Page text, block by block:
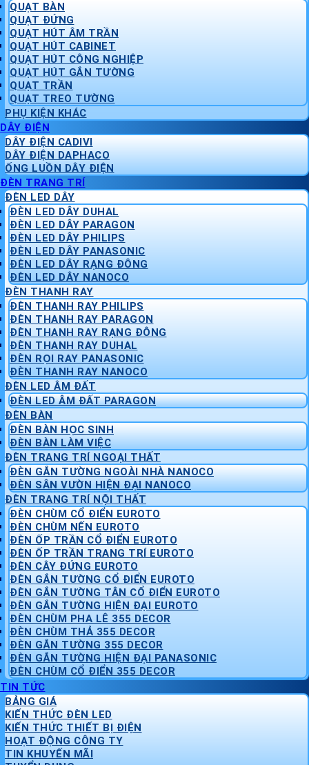
QUẠT BÀN
QUẠT ĐỨNG
QUẠT HÚT ÂM TRẦN
QUẠT HÚT CABINET
QUẠT HÚT CÔNG NGHIỆP
QUẠT HÚT GẮN TƯỜNG
QUẠT TRẦN
QUẠT TREO TƯỜNG
PHỤ KIỆN KHÁC
DÂY ĐIỆN
DÂY ĐIỆN CADIVI
DÂY ĐIỆN DAPHACO
ỐNG LUỒN DÂY ĐIỆN
ĐÈN TRANG TRÍ
ĐÈN LED DÂY
ĐÈN LED DÂY DUHAL
ĐÈN LED DÂY PARAGON
ĐÈN LED DÂY PHILIPS
ĐÈN LED DÂY PANASONIC
ĐÈN LED DÂY RẠNG ĐÔNG
ĐÈN LED DÂY NANOCO
ĐÈN THANH RAY
ĐÈN THANH RAY PHILIPS
ĐÈN THANH RAY PARAGON
ĐÈN THANH RAY RẠNG ĐÔNG
ĐÈN THANH RAY DUHAL
ĐÈN RỌI RAY PANASONIC
ĐÈN THANH RAY NANOCO
ĐÈN LED ÂM ĐẤT
ĐÈN LED ÂM ĐẤT PARAGON
ĐÈN BÀN
ĐÈN BÀN HỌC SINH
ĐÈN BÀN LÀM VIỆC
ĐÈN TRANG TRÍ NGOẠI THẤT
ĐÈN GẮN TƯỜNG NGOÀI NHÀ NANOCO
ĐÈN SÂN VƯỜN HIỆN ĐẠI NANOCO
ĐÈN TRANG TRÍ NỘI THẤT
ĐÈN CHÙM CỔ ĐIỂN EUROTO
ĐÈN CHÙM NẾN EUROTO
ĐÈN ỐP TRẦN CỔ ĐIỂN EUROTO
ĐÈN ỐP TRẦN TRANG TRÍ EUROTO
ĐÈN CÂY ĐỨNG EUROTO
ĐÈN GẮN TƯỜNG CỔ ĐIỂN EUROTO
ĐÈN GẮN TƯỜNG TÂN CỔ ĐIỂN EUROTO
ĐÈN GẮN TƯỜNG HIỆN ĐẠI EUROTO
ĐÈN CHÙM PHA LÊ 355 DECOR
ĐÈN CHÙM THẢ 355 DECOR
ĐÈN GẮN TƯỜNG 355 DECOR
ĐÈN GẮN TƯỜNG HIỆN ĐẠI PANASONIC
ĐÈN CHÙM CỔ ĐIỂN 355 DECOR
TIN TỨC
BẢNG GIÁ
KIẾN THỨC ĐÈN LED
KIẾN THỨC THIẾT BỊ ĐIỆN
HOẠT ĐỘNG CÔNG TY
TIN KHUYẾN MÃI